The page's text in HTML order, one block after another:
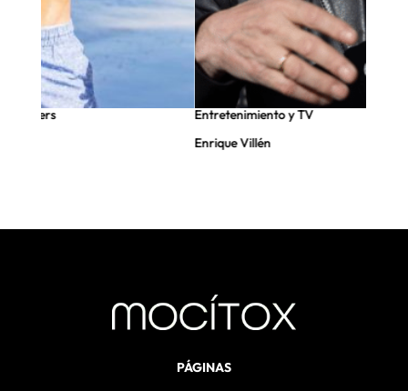
Entretenimiento y TV
Enrique Villén
PÁGINAS